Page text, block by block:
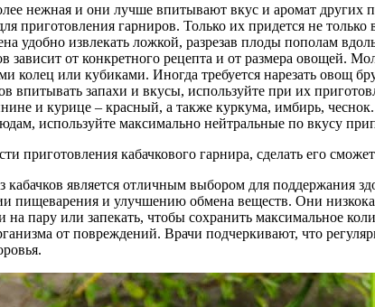
нежная и они лучше впитывают вкус и аромат
приготовления гарниров. Только их придется не
удобно извлекать ложкой, разрезав плоды пополам
зависит от конкретного рецепта и от размера
колец или кубиками. Иногда требуется нарезать овощ
впитывать запахи и вкусы, используйте при их
и курице – красный, а также куркума, имбирь,
используйте максимально нейтральные по вкусу
приготовления кабачкового гарнира, сделать его
кабачков является отличным выбором для поддержания
пищеварения и улучшению обмена веществ. Они
на пару или запекать, чтобы сохранить максимальное
от повреждений. Врачи подчеркивают, что